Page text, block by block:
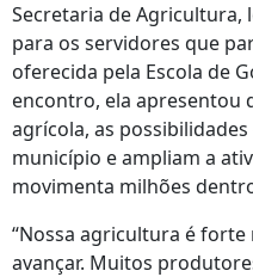
Secretaria de Agricultura,
para os servidores que
oferecida pela Escola de
encontro, ela apresentou
agrícola, as
município e ampliam a
movimenta milhões
“Nossa agricultura é forte
avançar. Muitos